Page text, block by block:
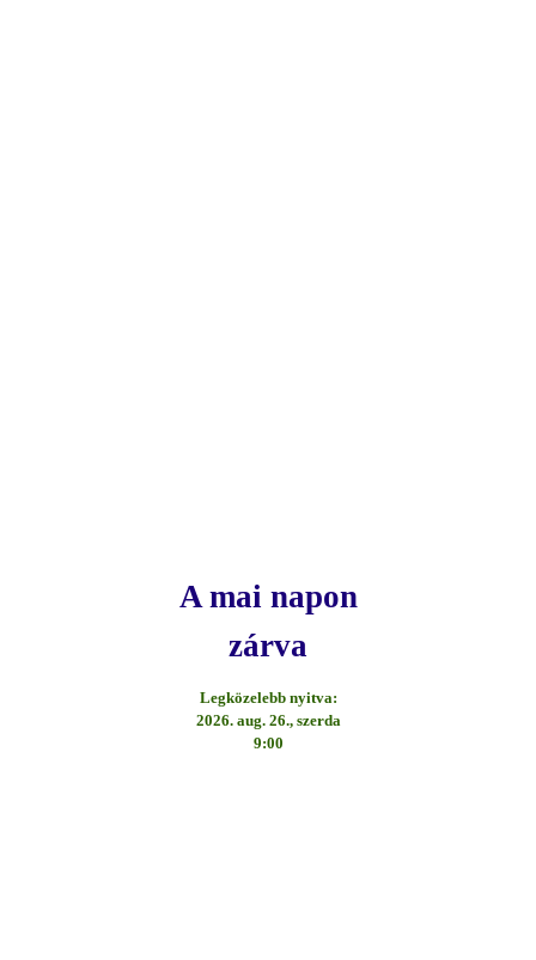
A mai napon
zárva
Legközelebb nyitva:
2026. aug. 26., szerda
9:00